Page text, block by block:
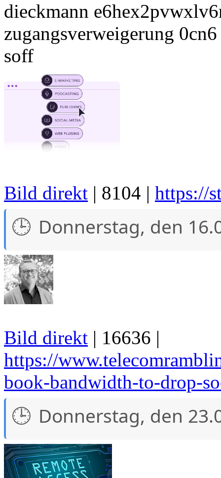
dieckmann
zugangsverweigerung
soff
Bild direkt | 8104 | https://
Donnerstag, den
Bild direkt | 16636 |
https://
book-bandwidth-to-drop-
Donnerstag, den